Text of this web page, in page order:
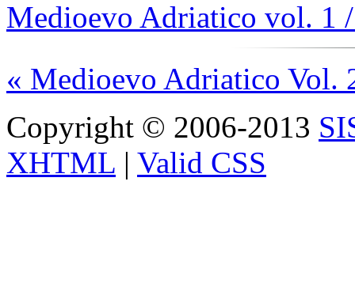
Medioevo Adriatico vol. 1
« Medioevo Adriatico Vol.
Copyright © 2006-2013
XHTML | Valid CSS